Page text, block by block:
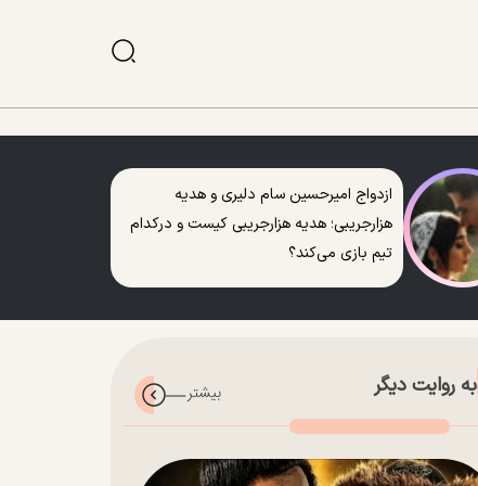
ازدواج امیرحسین سام دلیری و هدیه
هزارجریبی؛ هدیه هزارجریبی کیست و درکدام
تیم بازی می‌کند؟
به روایت دیگر